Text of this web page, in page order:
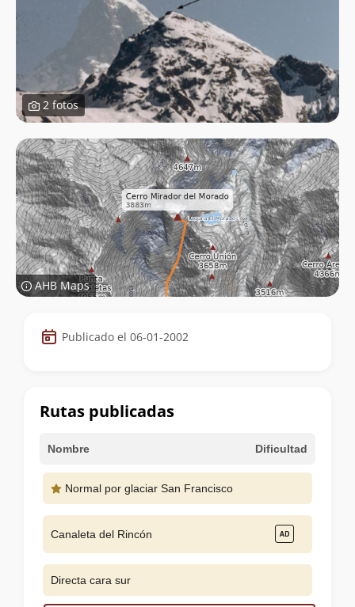
2 fotos
AHB Maps
Datos
de
cumbre
Publicado el 06-01-2002
Rutas publicadas
Nombre Dificultad
Normal por glaciar San Francisco
Canaleta del Rincón
Directa cara sur